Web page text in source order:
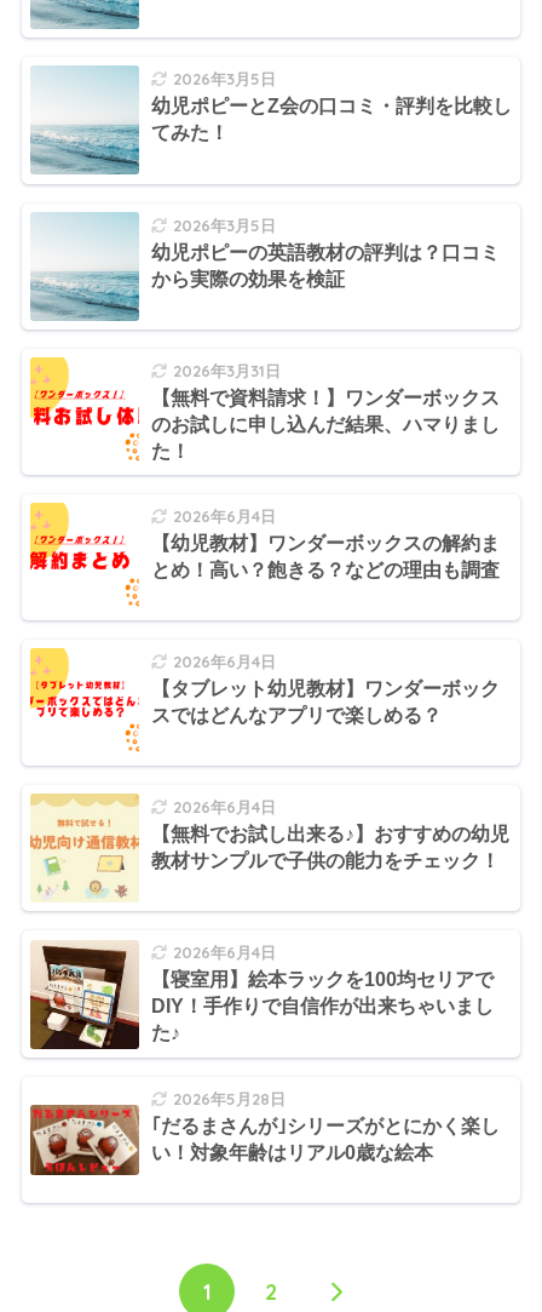
2026年3月5日
幼児ポピーとZ会の口コミ・評判を比較し
てみた！
2026年3月5日
幼児ポピーの英語教材の評判は？口コミ
から実際の効果を検証
2026年3月31日
【無料で資料請求！】ワンダーボックス
のお試しに申し込んだ結果、ハマりまし
た！
2026年6月4日
【幼児教材】ワンダーボックスの解約ま
とめ！高い？飽きる？などの理由も調査
2026年6月4日
【タブレット幼児教材】ワンダーボック
スではどんなアプリで楽しめる？
2026年6月4日
【無料でお試し出来る♪】おすすめの幼児
教材サンプルで子供の能力をチェック！
2026年6月4日
【寝室用】絵本ラックを100均セリアで
DIY！手作りで自信作が出来ちゃいまし
た♪
2026年5月28日
｢だるまさんが｣シリーズがとにかく楽し
い！対象年齢はリアル0歳な絵本
1 2